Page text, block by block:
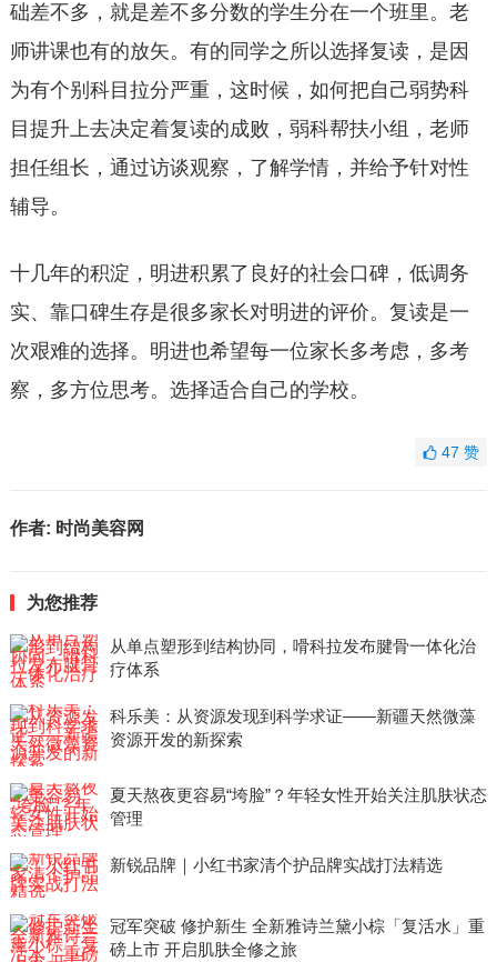
础差不多，就是差不多分数的学生分在一个班里。老
师讲课也有的放矢。有的同学之所以选择复读，是因
为有个别科目拉分严重，这时候，如何把自己弱势科
目提升上去决定着复读的成败，弱科帮扶小组，老师
担任组长，通过访谈观察，了解学情，并给予针对性
辅导。
十几年的积淀，明进积累了良好的社会口碑，低调务
实、靠口碑生存是很多家长对明进的评价。复读是一
次艰难的选择。明进也希望每一位家长多考虑，多考
察，多方位思考。选择适合自己的学校。
47赞
作者: 时尚美容网
为您推荐
从单点塑形到结构协同，嗗科拉发布腱骨一体化治
疗体系
科乐美：从资源发现到科学求证——新疆天然微藻
资源开发的新探索
夏天熬夜更容易“垮脸”？年轻女性开始关注肌肤状态
管理
新锐品牌｜小红书家清个护品牌实战打法精选
冠军突破 修护新生 全新雅诗兰黛小棕「复活水」重
磅上市 开启肌肤全修之旅